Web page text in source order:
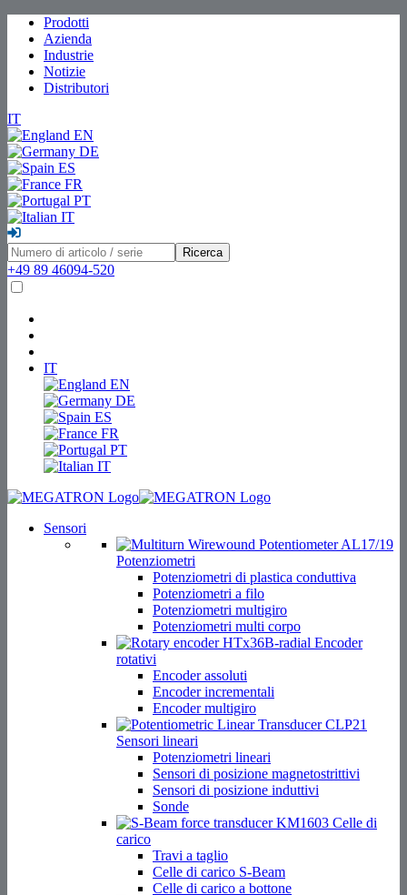
Prodotti
Azienda
Industrie
Notizie
Distributori
IT
EN
DE
ES
FR
PT
IT
Ricerca
+49 89 46094-520
IT
EN
DE
ES
FR
PT
IT
Sensori
Potenziometri
Potenziometri di plastica conduttiva
Potenziometri a filo
Potenziometri multigiro
Potenziometri multi corpo
Encoder
rotativi
Encoder assoluti
Encoder incrementali
Encoder multigiro
Sensori lineari
Potenziometri lineari
Sensori di posizione magnetostrittivi
Sensori di posizione induttivi
Sonde
Celle di
carico
Travi a taglio
Celle di carico S-Beam
Celle di carico a bottone